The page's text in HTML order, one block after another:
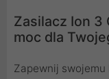
Zasilacz Ion 3
moc dla
Zapewnij